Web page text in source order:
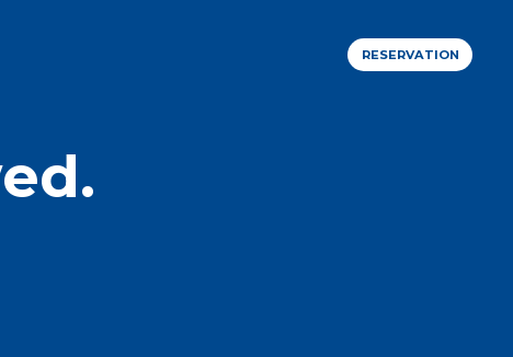
RESERVATION